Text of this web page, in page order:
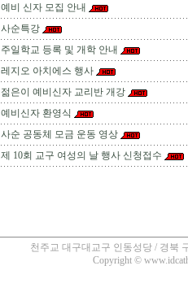
예비 신자 모집 안내
사순특강
주일학교 등록 및 개학 안내
레지오 아치에스 행사
젊은이 예비신자 교리반 개강
예비신자 환영식
사순 공동체 모금 운동 영상
제 10회 교구 여성의 날 행사 신청접수
천주교 대구대교구 인동성당 / 경북
Copyright ©